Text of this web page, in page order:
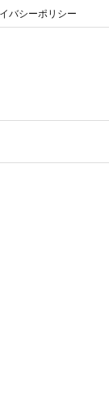
バシーポリシー